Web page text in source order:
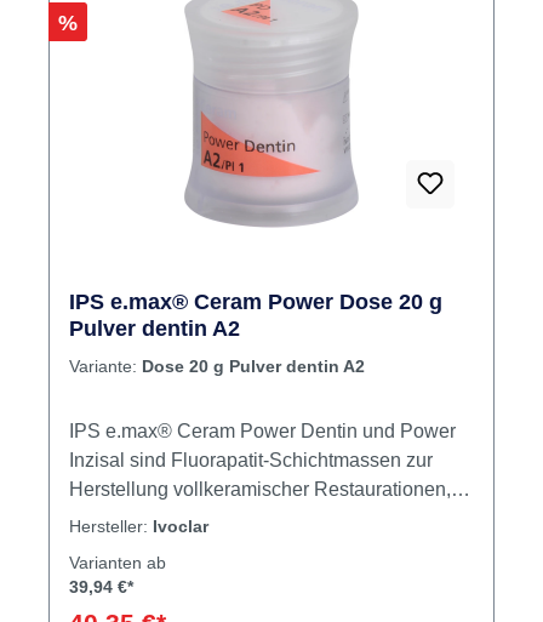
Rabatt
%
IPS e.max® Ceram Power Dose 20 g
Pulver dentin A2
Variante: Dose 20 g Pulver dentin A2
IPS e.max® Ceram Power Dentin und Power
Inzisal sind Fluorapatit-Schichtmassen zur
Herstellung vollkeramischer Restaurationen,
bei denen eine höhere Helligkeit gewünscht
ergänzend zum bestehenden IPS e.max
Hersteller: Ivoclar
Varianten ab
39,94 €*